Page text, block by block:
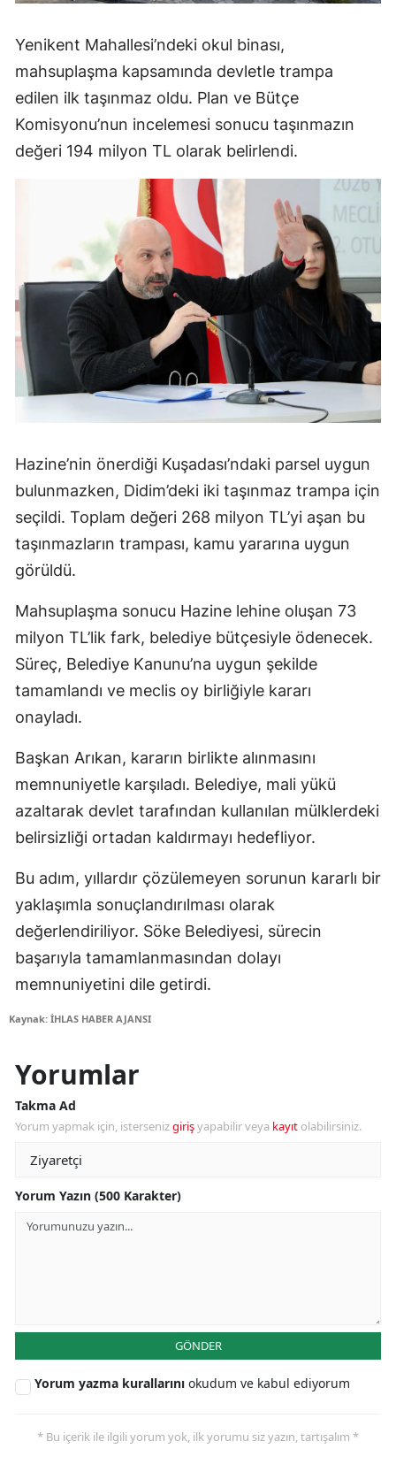
Yenikent Mahallesi’ndeki okul binası,
mahsuplaşma kapsamında devletle trampa
edilen ilk taşınmaz oldu. Plan ve Bütçe
Komisyonu’nun incelemesi sonucu taşınmazın
değeri 194 milyon TL olarak belirlendi.
Hazine’nin önerdiği Kuşadası’ndaki parsel uygun
bulunmazken, Didim’deki iki taşınmaz trampa için
seçildi. Toplam değeri 268 milyon TL’yi aşan bu
taşınmazların trampası, kamu yararına uygun
görüldü.
Mahsuplaşma sonucu Hazine lehine oluşan 73
milyon TL’lik fark, belediye bütçesiyle ödenecek.
Süreç, Belediye Kanunu’na uygun şekilde
tamamlandı ve meclis oy birliğiyle kararı
onayladı.
Başkan Arıkan, kararın birlikte alınmasını
memnuniyetle karşıladı. Belediye, mali yükü
azaltarak devlet tarafından kullanılan mülklerdeki
belirsizliği ortadan kaldırmayı hedefliyor.
Bu adım, yıllardır çözülemeyen sorunun kararlı bir
yaklaşımla sonuçlandırılması olarak
değerlendiriliyor. Söke Belediyesi, sürecin
başarıyla tamamlanmasından dolayı
memnuniyetini dile getirdi.
Kaynak: İHLAS HABER AJANSI
Yorumlar
Takma Ad
Yorum yapmak için, istersenizgirişyapabilir veya kayıt olabilirsiniz.
Yorum Yazın (500 Karakter)
GÖNDER
Yorum yazma kurallarını okudum ve kabul ediyorum
* Bu içerik ile ilgili yorum yok, ilk yorumu siz yazın, tartışalım *